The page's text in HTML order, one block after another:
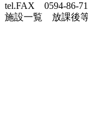
tel.FAX 0594-86-
施設一覧 放課後